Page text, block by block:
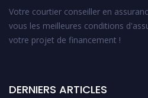
Votre courtier conseiller en
vous les meilleures conditions
votre projet de financement !
DERNIERS ARTICLES